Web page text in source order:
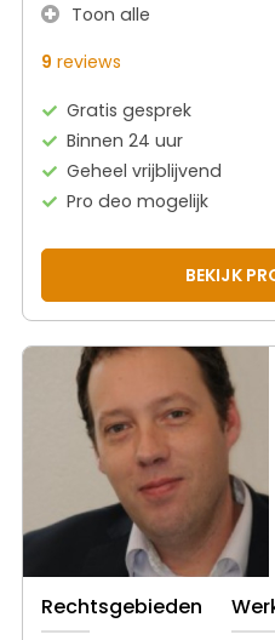
Toon alle
9 reviews
Gratis gesprek
Binnen 24 uur
Geheel vrijblijvend
Pro deo mogelijk
BEKIJK
Rechtsgebieden